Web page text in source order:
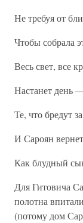
Не требуя от
Чтобы собрала
Весь свет, все
Настанет день
Те, что бредут
И Сароян
Как блудный
Для Гитовича
полотна
(потому дом